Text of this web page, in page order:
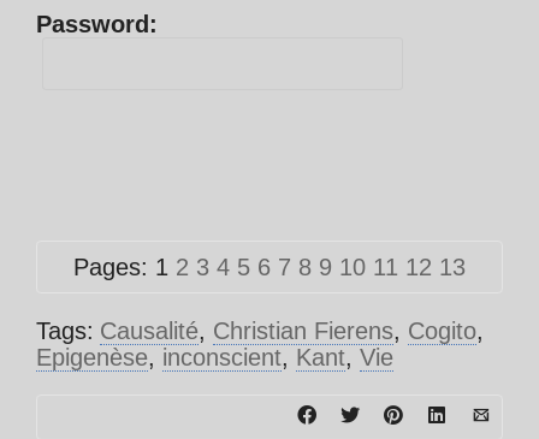
Password:
Pages: 1 2 3 4 5 6 7 8 9 10 11 12 13
Tags: Causalité, Christian Fierens, Cogito,
Epigenèse, inconscient, Kant, Vie